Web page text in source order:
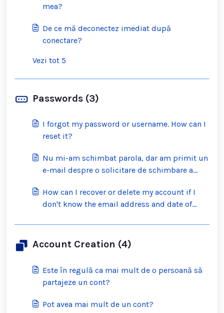
mea?
De ce mă deconectez imediat după
conectare?
Vezi tot 5
Passwords (3)
I forgot my password or username. How can I
reset it?
Nu mi-am schimbat parola, dar am primit un
e-mail despre o solicitare de schimbare a
How can I recover or delete my account if I
don't know the email address and date of
Account Creation (4)
Este în regulă ca mai mult de o persoană să
partajeze un cont?
Pot avea mai mult de un cont?